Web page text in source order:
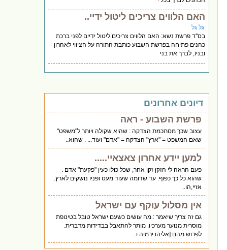
האם הלווים צריכים ליטול ידיי..
גל גל
בס''ד פרשת נשא: האם הלווים צריכים ליטול ידיים לפני ברכת
כהנים פתיחה בפרשת השבוע כותבת התורה על הציווי לאהרון
ובניו, לברך את בני
דיונים אחרונים
פרשת השבוע - ראה
עצוב שכך מסתכמת הצדקה : שהיא שקולה ויותר ל"משפט"
שאם המשפט = "ארץ" הצדקה = "אדם" ועוד... . שהוא..
למען יידע אחרון צאצאיי.....
פעם הראה לי הזקן זקן אחר, שכל כולו כעין "פקעת" אדם .
שהוא כל כך כפוף. עד שדומה שעוד מעט ופניו נושקים לארץ.
אזיי,הו..
אין מסלול עוקף עם ישראל
גם זה צריך שיאמר : מה עושים כשעם ישראל טובל בטינופת
מוסרית מנוער מערכיו. מותר להתאבל בבדידות מדברית.
לפרוש מהם [אליהו ירמיה ו..